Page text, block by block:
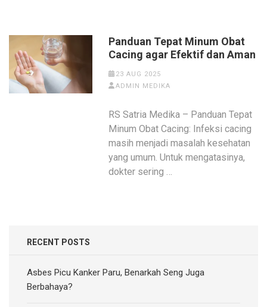
Panduan Tepat Minum Obat
Cacing agar Efektif dan Aman
23 AUG 2025
ADMIN MEDIKA
RS Satria Medika – Panduan Tepat
Minum Obat Cacing: Infeksi cacing
masih menjadi masalah kesehatan
yang umum. Untuk mengatasinya,
dokter sering …
RECENT POSTS
Asbes Picu Kanker Paru, Benarkah Seng Juga
Berbahaya?